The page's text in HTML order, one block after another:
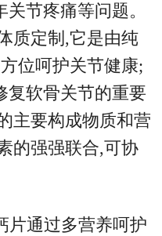
节疼痛等问题。
质定制,它是由纯
位呵护关节健康;
复软骨关节的重要
主要构成物质和营
的强强联合,可协
片通过多营养呵护